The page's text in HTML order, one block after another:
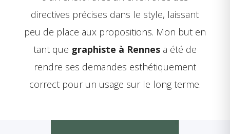
directives précises dans le style, laissant
peu de place aux propositions. Mon but en
tant que graphiste à Rennesa été de
rendre ses demandes esthétiquement
correct pour un usage sur le long terme.